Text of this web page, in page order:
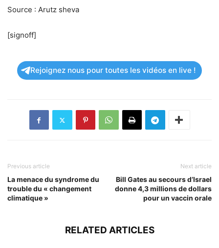
Source : Arutz sheva
[signoff]
Rejoignez nous pour toutes les vidéos en live !
Previous article
La menace du syndrome du
trouble du « changement
climatique »
Next article
Bill Gates au secours d’Israel
donne 4,3 millions de dollars
pour un vaccin orale
RELATED ARTICLES